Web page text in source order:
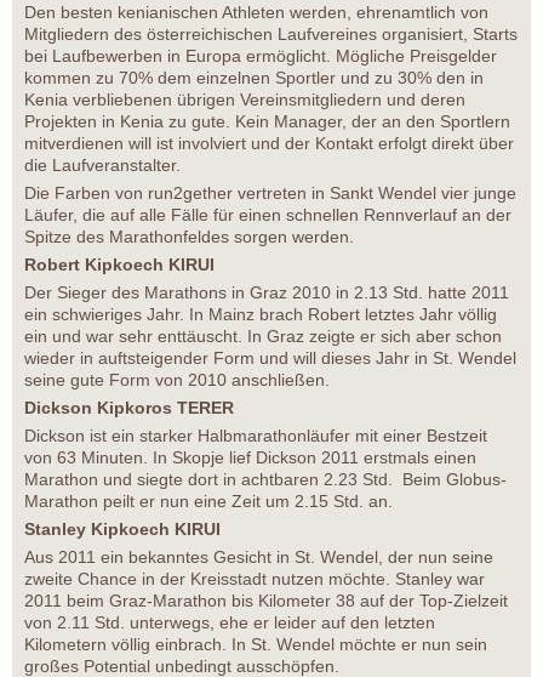
Den besten kenianischen Athleten werden, ehrenamtlich von
Mitgliedern des österreichischen Laufvereines organisiert, Starts
bei Laufbewerben in Europa ermöglicht. Mögliche Preisgelder
kommen zu 70% dem einzelnen Sportler und zu 30% den in
Kenia verbliebenen übrigen Vereinsmitgliedern und deren
Projekten in Kenia zu gute. Kein Manager, der an den Sportlern
mitverdienen will ist involviert und der Kontakt erfolgt direkt über
die Laufveranstalter.
Die Farben von run2gether vertreten in Sankt Wendel vier junge
Läufer, die auf alle Fälle für einen schnellen Rennverlauf an der
Spitze des Marathonfeldes sorgen werden.
Robert Kipkoech KIRUI
Der Sieger des Marathons in Graz 2010 in 2.13 Std. hatte 2011
ein schwieriges Jahr. In Mainz brach Robert letztes Jahr völlig
ein und war sehr enttäuscht. In Graz zeigte er sich aber schon
wieder in auftsteigender Form und will dieses Jahr in St. Wendel
seine gute Form von 2010 anschließen.
Dickson Kipkoros TERER
Dickson ist ein starker Halbmarathonläufer mit einer Bestzeit
von 63 Minuten. In Skopje lief Dickson 2011 erstmals einen
Marathon und siegte dort in achtbaren 2.23 Std. Beim Globus-
Marathon peilt er nun eine Zeit um 2.15 Std. an.
Stanley Kipkoech KIRUI
Aus 2011 ein bekanntes Gesicht in St. Wendel, der nun seine
zweite Chance in der Kreisstadt nutzen möchte. Stanley war
2011 beim Graz-Marathon bis Kilometer 38 auf der Top-Zielzeit
von 2.11 Std. unterwegs, ehe er leider auf den letzten
Kilometern völlig einbrach. In St. Wendel möchte er nun sein
großes Potential unbedingt ausschöpfen.